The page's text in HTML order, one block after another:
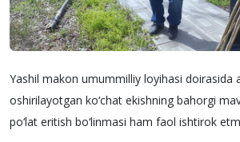
Yashil makon umummilliy loyihasi doirasida
oshirilayotgan ko‘chat ekishning bahorgi
po‘lat eritish bo‘linmasi ham faol ishtirok